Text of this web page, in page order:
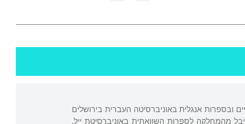
ובספרות אנגלית באוניברסיטה העברית בירושלים
קיבל מהמחלקה לספרות השוואתית באוניברסיטת ייל,